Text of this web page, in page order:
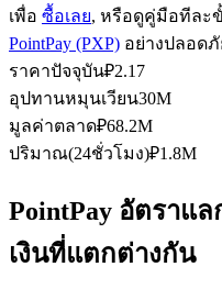
เข้าร่วมกับเทรดเดอร์
เป็นเทรดเดอร์คัดลอก
เพื่อ ซื้อเลย, หรือดูคู่มือทีละ
PointPay (PXP) อย่างปลอด
ราคาปัจจุบัน₽2.17
อุปทานหมุนเวียน30M
มูลค่าตลาด₽68.2M
ปริมาณ(24ชั่วโมง)₽1.8M
PointPay อัตราแ
เงินที่แตกต่างกัน